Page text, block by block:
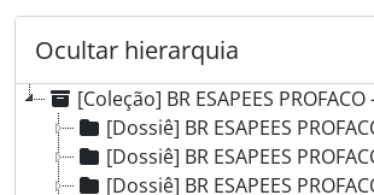
Ocultar hierarquia
[Coleção] BR ESAPEES PROFACO - Professora
[Dossiê] BR ESAPEES
[Dossiê] BR ESAPEES
[Dossiê] BR ESAPEES